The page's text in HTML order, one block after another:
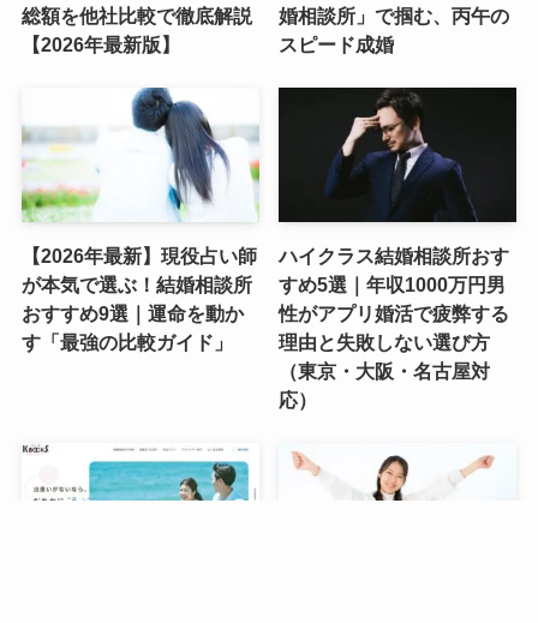
総額を他社比較で徹底解説
【2026年最新版】
婚相談所」で掴む、丙午の
スピード成婚
【2026年最新】現役占い師
が本気で選ぶ！結婚相談所
おすすめ9選｜運命を動か
す「最強の比較ガイド」
ハイクラス結婚相談所おす
すめ5選｜年収1000万円男
性がアプリ婚活で疲弊する
理由と失敗しない選び方
（東京・大阪・名古屋対
応）